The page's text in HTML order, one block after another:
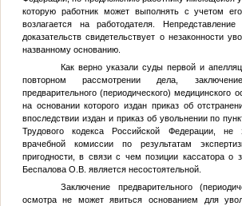
которую работник может выполнять с учетом
возлагается на работодателя. Непредставление
доказательств свидетельствует о незаконности
названному основанию.
Как верно указали суды первой и
повторном рассмотрении дела,
предварительного (периодического) медицинского
на основании которого издан приказ об
впоследствии издан и приказ об увольнении по
Трудового кодекса Российской Федерации, не
врачебной комиссии по результатам
пригодности, в связи с чем позиции кассатора о
Беспалова О.В. является несостоятельной.
Заключение предварительного
осмотра не может явиться основанием для